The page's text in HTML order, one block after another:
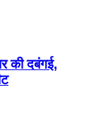
की दबंगई,